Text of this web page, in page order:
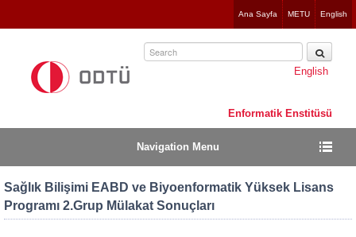
to
Ana Sayfa METU English
Enformatik Enstitüsü
Navigation Menu
Sağlık Bilişimi EABD ve Biyoenformatik Yüksek Lisans
Programı 2.Grup Mülakat Sonuçları
English